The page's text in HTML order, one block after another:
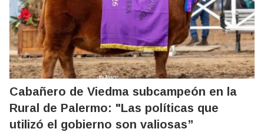
Cabañero de Viedma subcampeón en la
Rural de Palermo: "Las políticas que
utilizó el gobierno son valiosas”